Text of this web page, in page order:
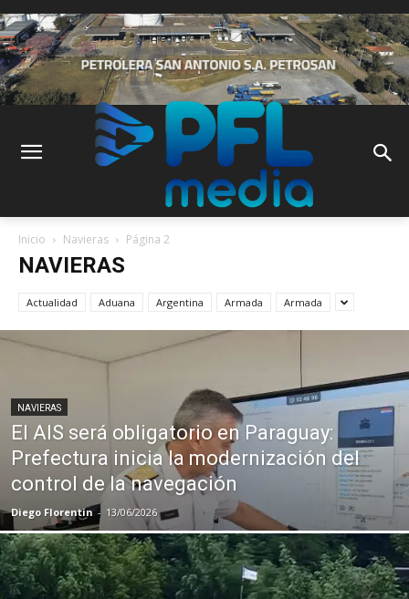
Inicio Navieras Página 2
NAVIERAS
Actualidad Aduana Argentina Armada Armada
NAVIERAS
El AIS será obligatorio en Paraguay:
Prefectura inicia la modernización del
control de la navegación
Diego Florentin - 13/06/2026